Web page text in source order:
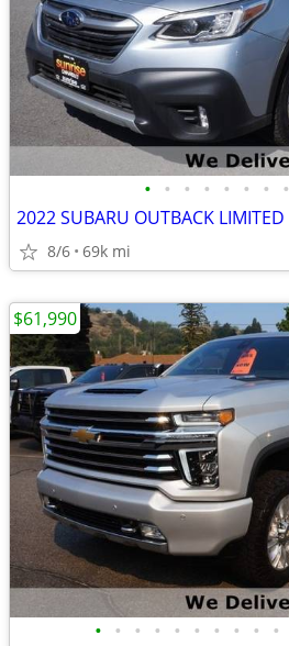
• • • • • • • •
2022 SUBARU OUTBACK LIMITED
8/6 69k mi
• • • • • • • • • •
$61,990